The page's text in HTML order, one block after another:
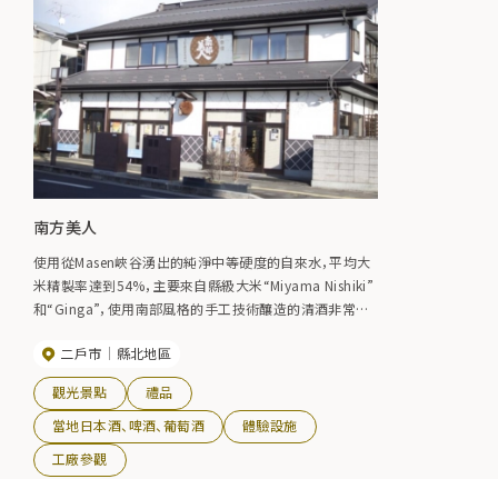
南方美人
使用從Masen峽谷湧出的純淨中等硬度的自來水，平均大
米精製率達到54%，主要來自縣級大米“Miyama Nishiki”
和“Ginga”，使用南部風格的手工技術釀造的清酒非常溫
二戶市
縣北地區
觀光景點
禮品
當地日本酒、啤酒、葡萄酒
體驗設施
工廠參觀